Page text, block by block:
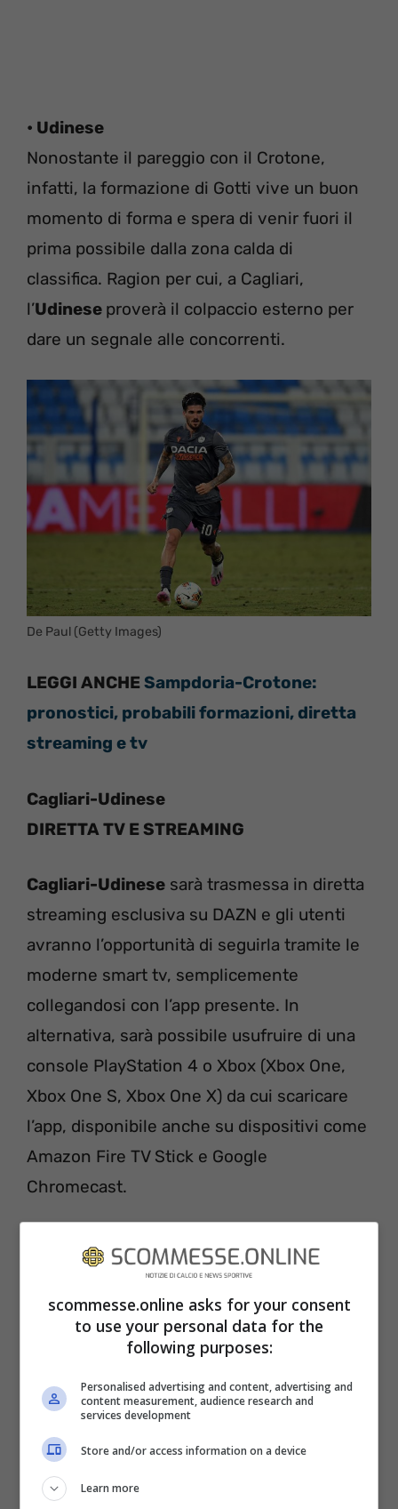
• Udinese
Nonostante il pareggio con il Crotone,
infatti, la formazione di Gotti vive un buon
momento di forma e spera di venir fuori il
prima possibile dalla zona calda di
classifica. Ragion per cui, a Cagliari,
l’Udinese proverà il colpaccio esterno per
dare un segnale alle concorrenti.
De Paul (Getty Images)
LEGGI ANCHESampdoria-Crotone:
pronostici, probabili formazioni, diretta
streaming e tv
Cagliari-Udinese
DIRETTA TV E STREAMING
Cagliari-Udinese sarà trasmessa in diretta
streaming esclusiva su DAZN e gli utenti
avranno l’opportunità di seguirla tramite le
moderne smart tv, semplicemente
collegandosi con l’app presente. In
alternativa, sarà possibile usufruire di una
console PlayStation 4 o Xbox (Xbox One,
Xbox One S, Xbox One X) da cui scaricare
l’app, disponibile anche su dispositivi come
Amazon Fire TV Stick e Google
Chromecast.
Cagliari-Udinese
METEO E CONDIZIONI DEL CAMPO
Le condizioni meteo diCagliari-Udinese
preannunciano buone: 9 gradi, cielo
sereno, condizioni del campo buone.
scommesse.online asks for your consent
to use your personal data for the
following purposes:
Personalised advertising and content, advertising and
content measurement, audience research and
services development
Store and/or access information on a device
Learn more